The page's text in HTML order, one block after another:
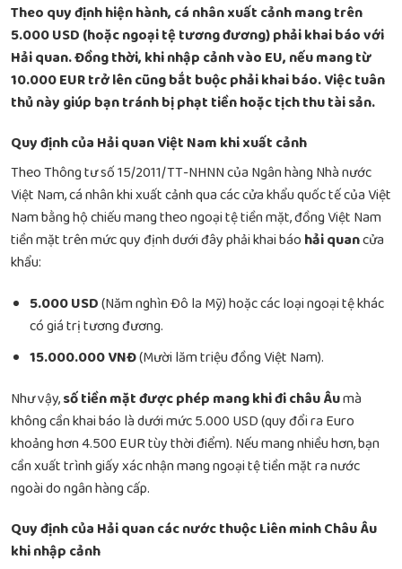
Theo quy định hiện hành, cá nhân xuất cảnh mang trên
5.000 USD (hoặc ngoại tệ tương đương) phải khai báo với
Hải quan. Đồng thời, khi nhập cảnh vào EU, nếu mang từ
10.000 EUR trở lên cũng bắt buộc phải khai báo. Việc tuân
thủ này giúp bạn tránh bị phạt tiền hoặc tịch thu tài sản.
Quy định của Hải quan Việt Nam khi xuất cảnh
Theo Thông tư số 15/2011/TT-NHNN của Ngân hàng Nhà nước
Việt Nam, cá nhân khi xuất cảnh qua các cửa khẩu quốc tế của Việt
Nam bằng hộ chiếu mang theo ngoại tệ tiền mặt, đồng Việt Nam
tiền mặt trên mức quy định dưới đây phải khai báo hải quancửa
khẩu:
5.000 USD(Năm nghìn Đô la Mỹ) hoặc các loại ngoại tệ khác
có giá trị tương đương.
15.000.000 VNĐ(Mười lăm triệu đồng Việt Nam).
Như vậy,số tiền mặt được phép mang khi đi châu Âumà
không cần khai báo là dưới mức 5.000 USD (quy đổi ra Euro
khoảng hơn 4.500 EUR tùy thời điểm). Nếu mang nhiều hơn, bạn
cần xuất trình giấy xác nhận mang ngoại tệ tiền mặt ra nước
ngoài do ngân hàng cấp.
Quy định của Hải quan các nước thuộc Liên minh Châu Âu
khi nhập cảnh